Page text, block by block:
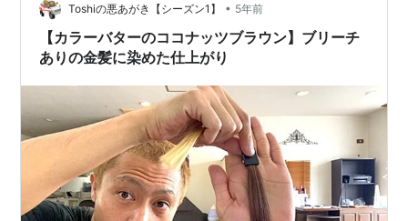
Toshiの悪あがき【シーズン1】 • 5年前
【カラーバターのココナッツブラウン】ブリーチ
ありの金髪に染めた仕上がり